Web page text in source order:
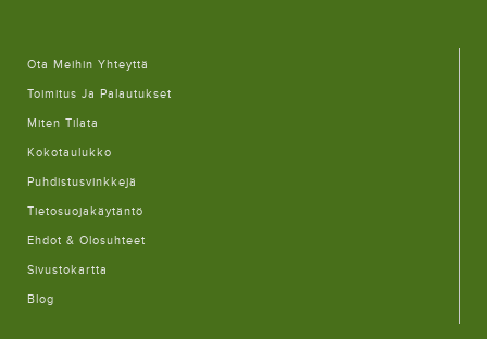
Ota Meihin Yhteyttä
Toimitus Ja Palautukset
Miten Tilata
Kokotaulukko
Puhdistusvinkkejä
Tietosuojakäytäntö
Ehdot & Olosuhteet
Sivustokartta
Blog